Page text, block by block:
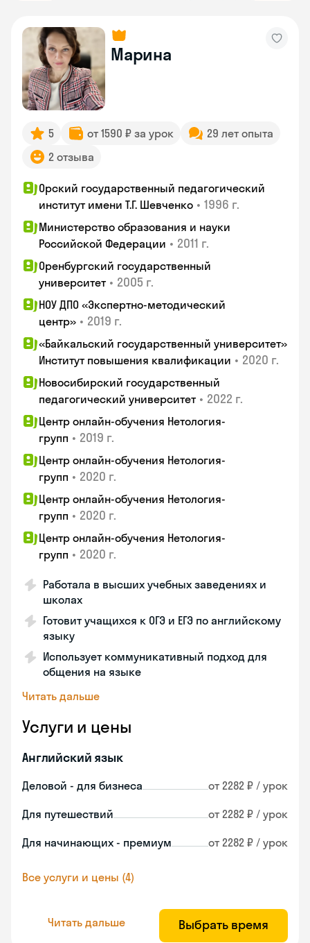
Марина
5 от 1590 ₽ за урок
29 лет опыта
2 отзыва
Орский государственный педагогический
институт имени Т.Г. Шевченко • 1996 г.
Министерство образования и науки
Российской Федерации • 2011 г.
Оренбургский государственный
университет • 2005 г.
НОУ ДПО «Экспертно-методический
центр» • 2019 г.
«Байкальский государственный университет»
Институт повышения квалификации • 2020 г.
Новосибирский государственный
педагогический университет • 2022 г.
Центр онлайн-обучения Нетология-
групп • 2019 г.
Центр онлайн-обучения Нетология-
групп • 2020 г.
Центр онлайн-обучения Нетология-
групп • 2020 г.
Центр онлайн-обучения Нетология-
групп • 2020 г.
Работала в высших учебных заведениях и
школах
Готовит учащихся к ОГЭ и ЕГЭ по английскому
языку
Использует коммуникативный подход для
общения на языке
Читать дальше
Услуги и цены
Английский язык
Деловой - для бизнеса от 2282 ₽ / урок
Для путешествий от 2282 ₽ / урок
Для начинающих - премиум от 2282 ₽ / урок
Все услуги и цены (4)
Читать дальше Выбрать время